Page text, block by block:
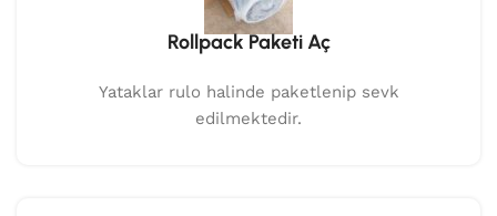
Rollpack Paketi Aç
Yataklar rulo halinde paketlenip sevk
edilmektedir.